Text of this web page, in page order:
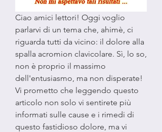
Ciao amici lettori! Oggi voglio
parlarvi di un tema che, ahimè, ci
riguarda tutti da vicino: il dolore alla
spalla acromion clavicolare. Sì, lo so,
non è proprio il massimo
dell'entusiasmo, ma non disperate!
Vi prometto che leggendo questo
articolo non solo vi sentirete più
informati sulle cause e i rimedi di
questo fastidioso dolore, ma vi